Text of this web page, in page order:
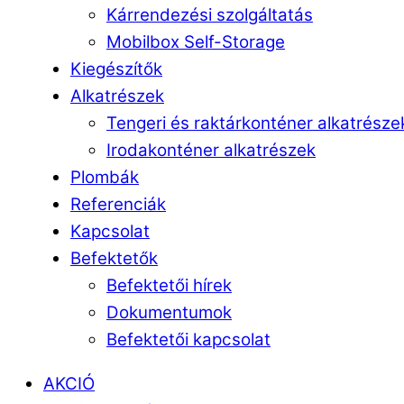
Kárrendezési szolgáltatás
Mobilbox Self-Storage
Kiegészítők
Alkatrészek
Tengeri és raktárkonténer
Irodakonténer alkatrészek
Plombák
Referenciák
Kapcsolat
Befektetők
Befektetői hírek
Dokumentumok
Befektetői kapcsolat
AKCIÓ